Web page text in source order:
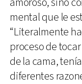
mental que le
“Literalmente
proceso de
de la cama,
diferentes